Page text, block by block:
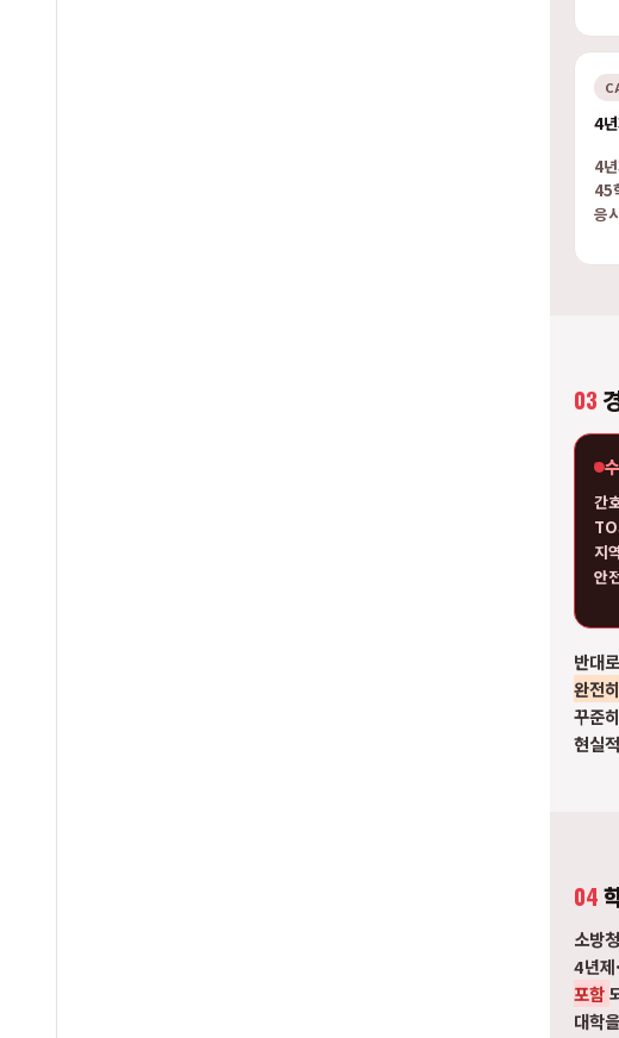
4
4
45
응
03
간
지
안
반대
완전
꾸준
현실
04
소방
4년제
포함
대학